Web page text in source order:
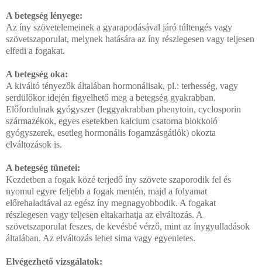
A betegség lényege:
Az íny szövetelemeinek a gyarapodásával járó túltengés vagy
szövetszaporulat, melynek hatására az íny részlegesen vagy teljesen
elfedi a fogakat.
A betegség oka:
A kiváltó tényezők általában hormonálisak, pl.: terhesség, vagy
serdülőkor idején figyelhető meg a betegség gyakrabban.
Előfordulnak gyógyszer (leggyakrabban phenytoin, cyclosporin
származékok, egyes esetekben kalcium csatorna blokkoló
gyógyszerek, esetleg hormonális fogamzásgátlók) okozta
elváltozások is.
A betegség tünetei:
Kezdetben a fogak közé terjedő íny szövete szaporodik fel és
nyomul egyre feljebb a fogak mentén, majd a folyamat
előrehaladtával az egész íny megnagyobbodik. A fogakat
részlegesen vagy teljesen eltakarhatja az elváltozás. A
szövetszaporulat feszes, de kevésbé vérző, mint az ínygyulladások
általában. Az elváltozás lehet sima vagy egyenletes.
Elvégezhető vizsgálatok: